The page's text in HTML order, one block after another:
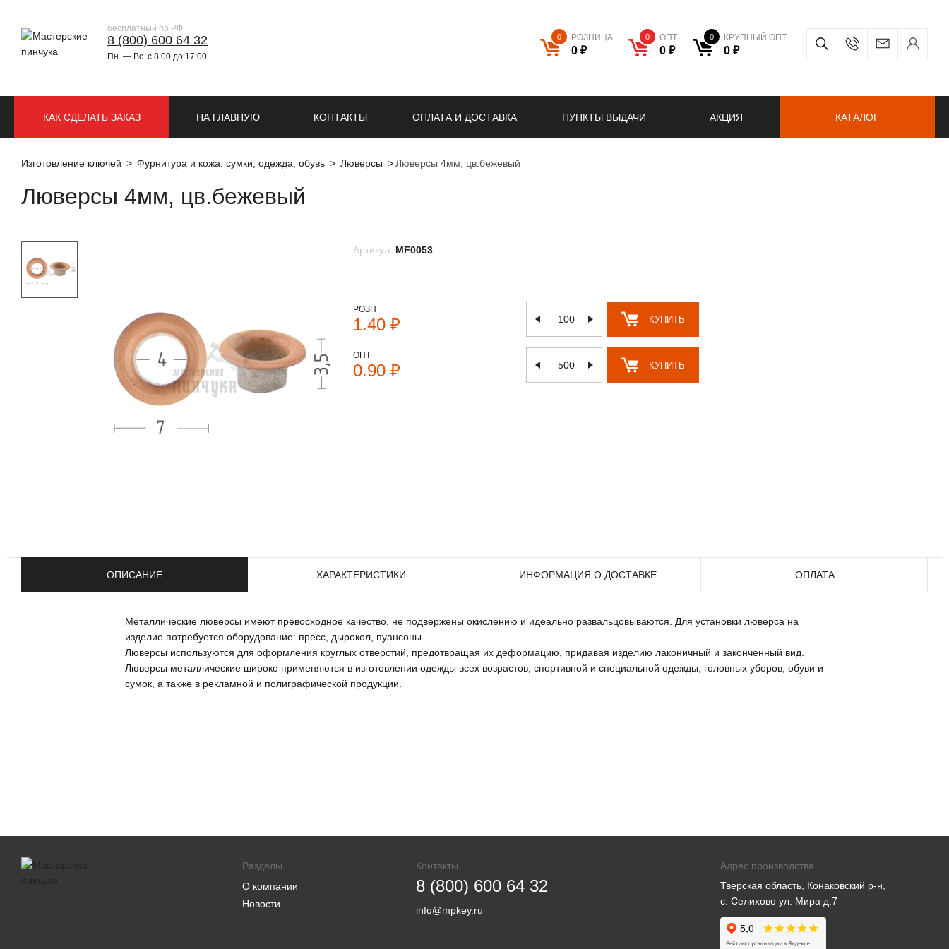
бесплатный по РФ
8 (800) 600 64 32
Пн. — Вс. с 8:00 до 17:00
0 РОЗНИЦА
0 ₽
0 ОПТ
0 ₽
0 КРУПНЫЙ ОПТ
0 ₽
НА ГЛАВНУЮ КОНТАКТЫ ОПЛАТА И ДОСТАВКА ПУНКТЫ ВЫДАЧИ АКЦИЯ
КАК СДЕЛАТЬ ЗАКАЗ КАТАЛОГ
Изготовление ключей Фурнитура и кожа: сумки, одежда, обувь Люверсы Люверсы 4мм, цв.бежевый
Люверсы 4мм, цв.бежевый
Артикул: MF0053
РОЗН
1.40 ₽ КУПИТЬ
ОПТ
0.90 ₽ КУПИТЬ
ОПИСАНИЕ ХАРАКТЕРИСТИКИ ИНФОРМАЦИЯ О ДОСТАВКЕ ОПЛАТА
Металлические люверсы имеют превосходное качество, не подвержены окислению и идеально развальцовываются. Для установки люверса на
изделие потребуется оборудование: пресс, дырокол, пуансоны.
Люверсы используются для оформления круглых отверстий, предотвращая их деформацию, придавая изделию лаконичный и законченный вид.
Люверсы металлические широко применяются в изготовлении одежды всех возрастов, спортивной и специальной одежды, головных уборов, обуви и
сумок, а также в рекламной и полиграфической продукции.
Разделы
О компании
Новости
Контакты
8 (800) 600 64 32
info@mpkey.ru
Адрес производства
Тверская область, Конаковский р-н,
с. Селихово ул. Мира д.7